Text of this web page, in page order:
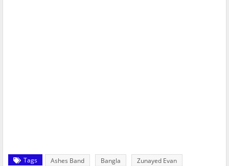
Tags Ashes Band Bangla Zunayed Evan